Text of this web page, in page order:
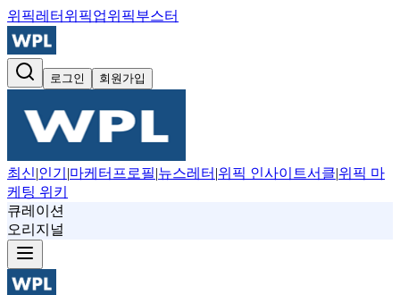
위픽레터 위픽업위픽부스터
로그인 회원가입
최신|인기 |마케터프로필|뉴스레터 |위픽 인사이트서클|위픽 마
케팅 위키
큐레이션
오리지널